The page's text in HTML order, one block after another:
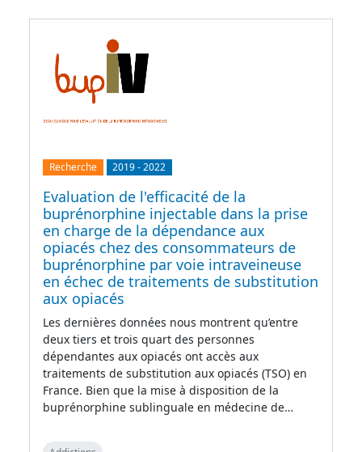
Recherche 2019-2022
Evaluation de l'efficacité de la
buprénorphine injectable dans la prise
en charge de la dépendance aux
opiacés chez des consommateurs de
buprénorphine par voie intraveineuse
en échec de traitements de substitution
aux opiacés
Les dernières données nous montrent qu’entre
deux tiers et trois quart des personnes
dépendantes aux opiacés ont accès aux
traitements de substitution aux opiacés (TSO) en
France. Bien que la mise à disposition de la
buprénorphine sublinguale en médecine de…